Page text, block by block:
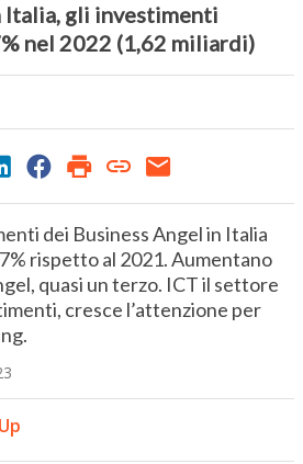
Italia, gli investimenti
nel 2022 (1,62 miliardi)
dei Business Angel in Italia
rispetto al 2021. Aumentano
quasi un terzo. ICT il settore
cresce l’attenzione per